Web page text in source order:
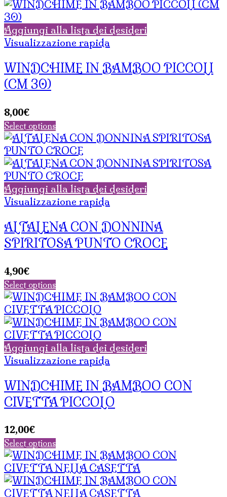
Aggiungi alla lista dei desideri
Visualizzazione rapida
WINDCHIME IN BAMBOO PICCOLI
(CM 30)
8,00€
Select options
Aggiungi alla lista dei desideri
Visualizzazione rapida
ALTALENA CON DONNINA
SPIRITOSA PUNTO CROCE
4,90€
Select options
Aggiungi alla lista dei desideri
Visualizzazione rapida
WINDCHIME IN BAMBOO CON
CIVETTA PICCOLO
12,00€
Select options